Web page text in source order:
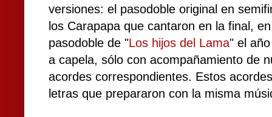
versiones: el pasodoble original en
los Carapapa que cantaron en la final,
pasodoble de "Los hijos del Lama" el
a capela, sólo con acompañamiento de
acordes correspondientes. Estos
letras que prepararon con la misma